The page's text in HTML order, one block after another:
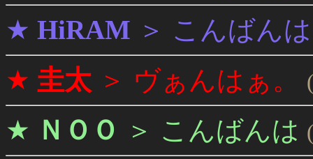
★ HiRAM ＞ こんばんは
★ 圭太 ＞ ヴぁんはぁ。
★ ＮＯＯ ＞ こんばんは